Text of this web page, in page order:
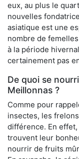
eux, au plus le
nouvelles
asiatique est une
nombre de
à la période
certainement pas
De quoi se
Meillonnas ?
Comme pour
insectes, les
différence. En
trouvent leur
nourrir de fruits